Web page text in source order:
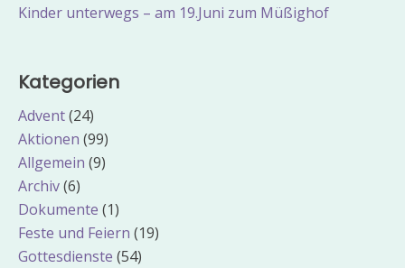
Kinder unterwegs – am 19.Juni zum Müßighof
Kategorien
Advent(24)
Aktionen (99)
Allgemein (9)
Archiv(6)
Dokumente (1)
Feste und Feiern (19)
Gottesdienste (54)